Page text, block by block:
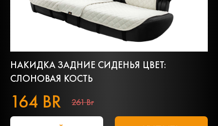
НАКИДКА ЗАДНИЕ СИДЕНЬЯ ЦВЕТ:
СЛОНОВАЯ КОСТЬ
164 BR 261 Br